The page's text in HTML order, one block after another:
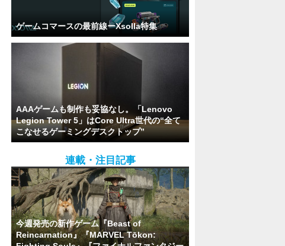
ゲームコマースの最前線ーXsolla特集
AAAゲームも制作も妥協なし。「Lenovo
Legion Tower 5」はCore Ultra世代の“全て
こなせるゲーミングデスクトップ”
連載・注目記事
今週発売の新作ゲーム『Beast of
Reincarnation』『MARVEL Tōkon: